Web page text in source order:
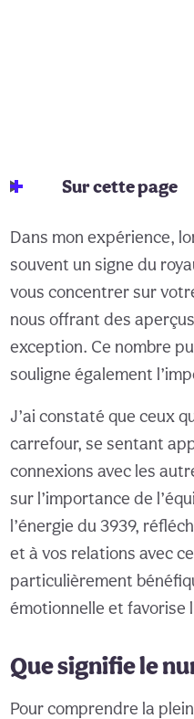
Sur cette page
Dans mon expérience,
souvent un signe du
vous concentrer sur
nous offrant des
exception. Ce nombre
souligne également
J’ai constaté que ceux
carrefour, se sentant
connexions avec les
sur l’importance de
l’énergie du 3939,
et à vos relations avec
particulièrement
émotionnelle et favorise
Que signifie le
Pour comprendre la